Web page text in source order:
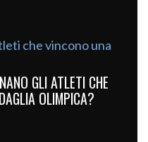
GLI ATLETI CHE
OLIMPICA?